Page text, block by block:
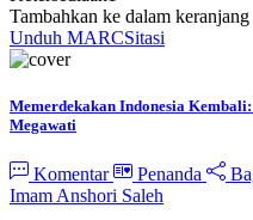
Tambahkan ke dalam keranjang
Unduh MARCSitasi
Memerdekakan Indonesia
Megawati
Komentar Penanda
Imam Anshori Saleh